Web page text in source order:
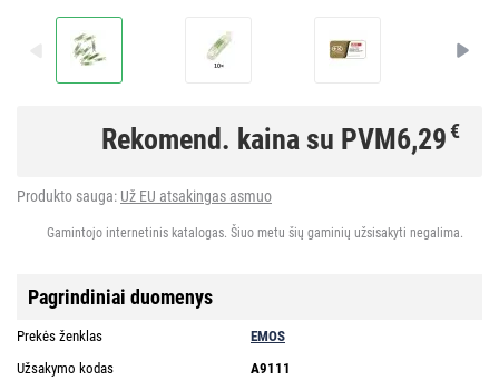
Rekomend. kaina su PVM6,29€
Produkto sauga: Už EU atsakingas asmuo
Gamintojo internetinis katalogas. Šiuo metu šių gaminių užsisakyti negalima.
Pagrindiniai duomenys
Prekės ženklas
EMOS
Užsakymo kodas
A9111